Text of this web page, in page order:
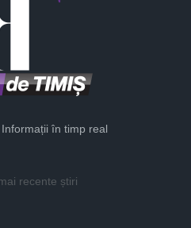
în timp real
recente știri